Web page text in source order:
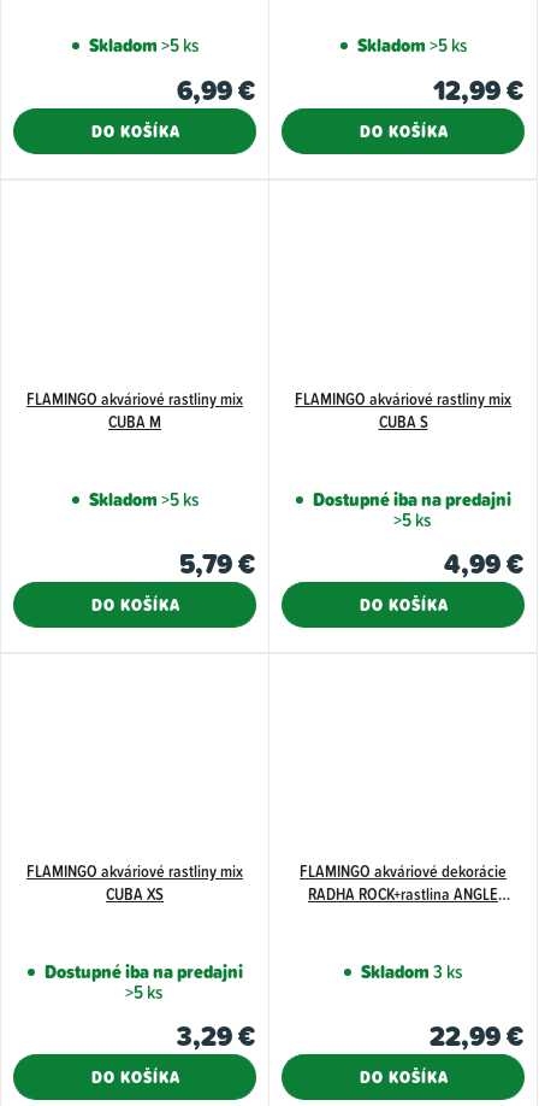
Skladom>5 ks
6,99 €
DO KOŠÍKA
Skladom>5 ks
12,99 €
DO KOŠÍKA
FLAMINGO akváriové rastliny mix
CUBA M
Skladom>5 ks
5,79 €
DO KOŠÍKA
FLAMINGO akváriové rastliny mix
CUBA S
Dostupné iba na predajni
>5 ks
4,99 €
DO KOŠÍKA
FLAMINGO akváriové rastliny mix
CUBA XS
Dostupné iba na predajni
>5 ks
3,29 €
DO KOŠÍKA
FLAMINGO akváriové dekorácie
RADHA ROCK+rastlina ANGLE
Skladom3 ks
22,99 €
DO KOŠÍKA